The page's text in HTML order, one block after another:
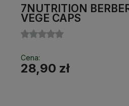
oferty lub zaloguj
produkty do
7NUTRITION
VEGE CAPS
Cena:
28,90 zł